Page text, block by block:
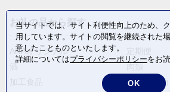
お礼の品から探す
ANAオリジナル
旅行・宿泊
当サイトでは、サイト利便性向上のため、
用しています。サイトの閲覧を継続された
意したことものといたします。
詳細についてはプライバシーポリシーをお
OK